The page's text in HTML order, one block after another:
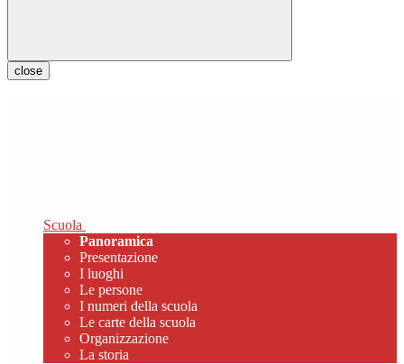
close
Scuola
Panoramica
Presentazione
I luoghi
Le persone
I numeri della scuola
Le carte della scuola
Organizzazione
La storia